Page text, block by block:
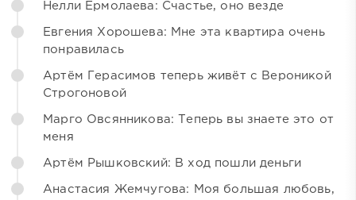
Нелли Ермолаева: Счастье, оно везде
Евгения Хорошева: Мне эта квартира очень
понравилась
Артём Герасимов теперь живёт с Вероникой
Строгоновой
Марго Овсянникова: Теперь вы знаете это от
меня
Артём Рышковский: В ход пошли деньги
Анастасия Жемчугова: Моя большая любовь,